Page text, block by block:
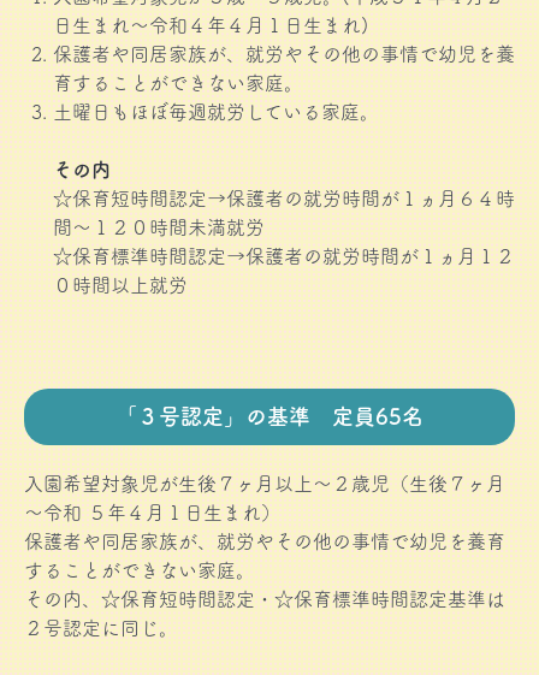
日生まれ～令和４年４月１日生まれ)
保護者や同居家族が、就労やその他の事情で幼児を養
育することができない家庭。
土曜日もほぼ毎週就労している家庭。
その内
☆保育短時間認定→保護者の就労時間が１ヵ月６４時
間～１２０時間未満就労
☆保育標準時間認定→保護者の就労時間が１ヵ月１２
０時間以上就労
「３号認定」の基準 定員65名
入園希望対象児が生後７ヶ月以上～２歳児（生後７ヶ月
～令和 ５年４月１日生まれ）
保護者や同居家族が、就労やその他の事情で幼児を養育
することができない家庭。
その内、☆保育短時間認定・☆保育標準時間認定基準は
２号認定に同じ。